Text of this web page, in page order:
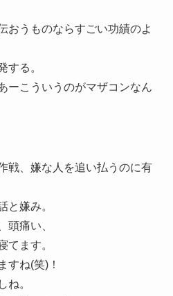
おうものならすごい功績のよ
する。
ーこういうのがマザコンなん
戦、嫌な人を追い払うのに有
と嫌み。
頭痛い、
てます。
すね(笑)！
ね。